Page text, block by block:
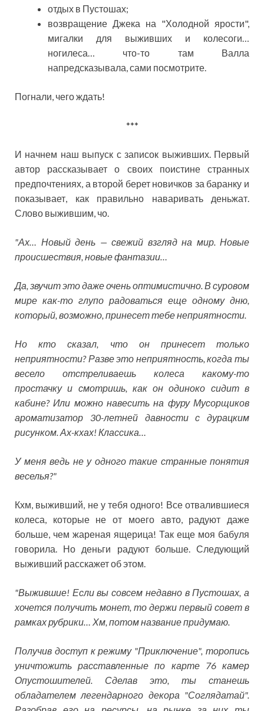
отдых в Пустошах;
возвращение Джека на "Холодной ярости",
мигалки для выживших и колесоги…
ногилеса… что-то там Валла
напредсказывала, сами посмотрите.
Погнали, чего ждать!
***
И начнем наш выпуск с записок выживших. Первый
автор рассказывает о своих поистине странных
предпочтениях, а второй берет новичков за баранку и
показывает, как правильно наваривать деньжат.
Слово выжившим, чо.
"Ах… Новый день — свежий взгляд на мир. Новые
происшествия, новые фантазии…
Да, звучит это даже очень оптимистично. В суровом
мире как-то глупо радоваться еще одному дню,
который, возможно, принесет тебе неприятности.
Но кто сказал, что он принесет только
неприятности? Разве это неприятность, когда ты
весело отстреливаешь колеса какому-то
простачку и смотришь, как он одиноко сидит в
кабине? Или можно навесить на фуру Мусорщиков
ароматизатор 30-летней давности с дурацким
рисунком. Ах-кхах! Классика…
У меня ведь не у одного такие странные понятия
веселья?"
Кхм, выживший, не у тебя одного! Все отвалившиеся
колеса, которые не от моего авто, радуют даже
больше, чем жареная ящерица! Так еще моя бабуля
говорила. Но деньги радуют больше. Следующий
выживший расскажет об этом.
"Выжившие! Если вы совсем недавно в Пустошах, а
хочется получить монет, то держи первый совет в
рамках рубрики… Хм, потом название придумаю.
Получив доступ к режиму "Приключение", торопись
уничтожить расставленные по карте 76 камер
Опустошителей. Сделав это, ты станешь
обладателем легендарного декора "Соглядатай".